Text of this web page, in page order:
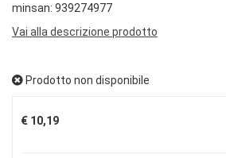
minsan: 939274977
Vai alla descrizione prodotto
Prodotto non disponibile
Prezzo
€ 10,19